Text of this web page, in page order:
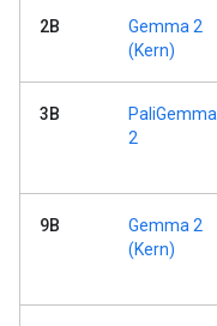
2B
Gemma 2
(Kern)
3B
PaliGemma
2
9B
Gemma 2
(Kern)